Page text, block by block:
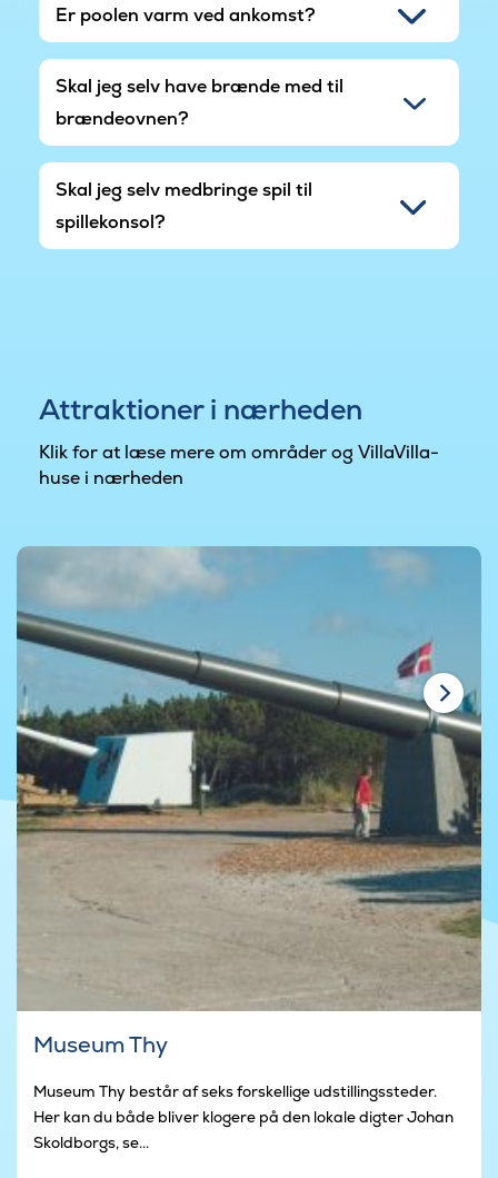
Er poolen varm ved ankomst?
Skal jeg selv have brænde med til
brændeovnen?
Skal jeg selv medbringe spil til
spillekonsol?
Attraktioner i nærheden
Klik for at læse mere om områder og VillaVilla-
huse i nærheden
Museum Thy
Museum Thy består af seks forskellige udstillingssteder.
Her kan du både bliver klogere på den lokale digter Johan
Skoldborgs, se...